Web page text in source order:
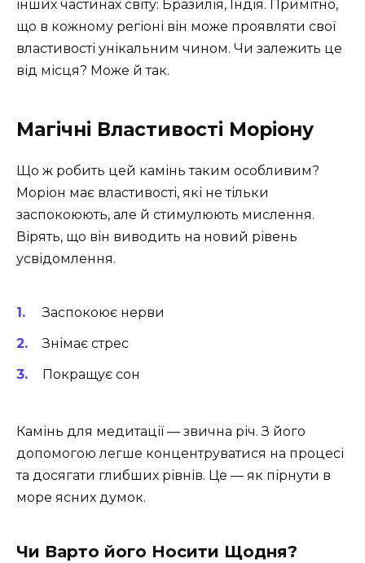
інших частинах світу: Бразилія, Індія. Примітно,
що в кожному регіоні він може проявляти свої
властивості унікальним чином. Чи залежить це
від місця? Може й так.
Магічні Властивості Моріону
Що ж робить цей камінь таким особливим?
Моріон має властивості, які не тільки
заспокоюють, але й стимулюють мислення.
Вірять, що він виводить на новий рівень
усвідомлення.
Заспокоює нерви
Знімає стрес
Покращує сон
Камінь для медитації — звична річ. З його
допомогою легше концентруватися на процесі
та досягати глибших рівнів. Це — як пірнути в
море ясних думок.
Чи Варто його Носити Щодня?